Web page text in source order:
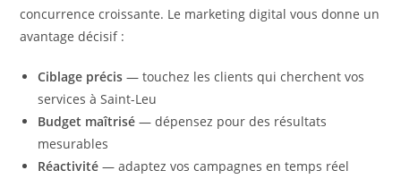
concurrence croissante. Le marketing digital vous donne un
avantage décisif :
Ciblage précis — touchez les clients qui cherchent vos
services à Saint-Leu
Budget maîtrisé — dépensez pour des résultats
mesurables
Réactivité — adaptez vos campagnes en temps réel